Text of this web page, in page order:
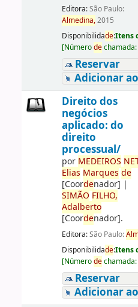
Editora:São Paulo:
Almedina,2015
Disponibilidade:Itens
[Númerodechamada:
Reservar
Adicionar
Direito dos
negócios
aplicado: do
direito
processual/
por MEDEIROS
Elias Marques de
[Coordenador] |
SIMÃO FILHO,
Adalberto
[Coordenador].
Editora:São Paulo:
Disponibilidade:Itens
[Númerodechamada:
Reservar
Adicionar